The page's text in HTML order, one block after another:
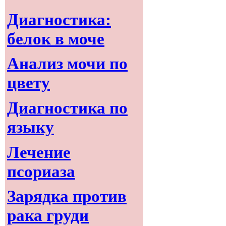
Диагностика:
белок в моче
Анализ мочи по
цвету
Диагностика по
языку
Лечение
псориаза
Зарядка против
рака груди